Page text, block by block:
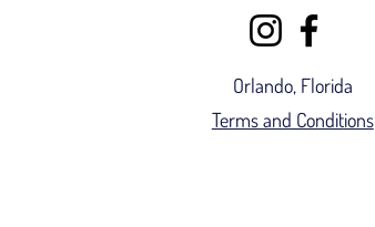
Orlando, Florida
Terms and Conditions